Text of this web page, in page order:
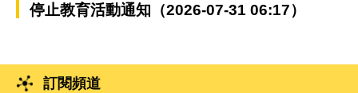
停止教育活動通知（2026-07-31 06:17）
訂閱頻道